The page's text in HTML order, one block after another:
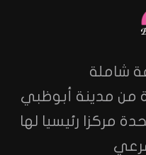
شاملة
من مدينة أبوظبي
مركزا رئيسيا لها